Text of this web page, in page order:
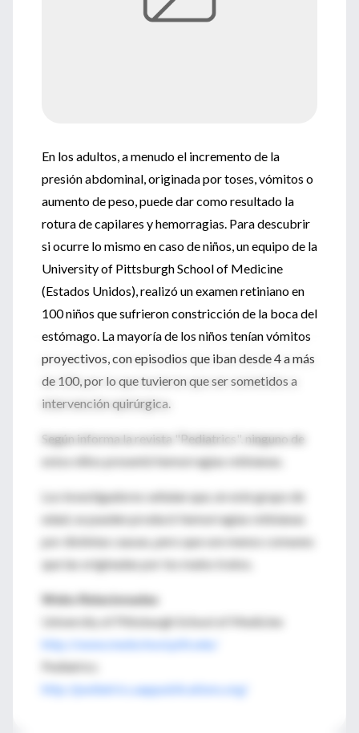
En los adultos, a menudo el incremento de la
presión abdominal, originada por toses, vómitos o
aumento de peso, puede dar como resultado la
rotura de capilares y hemorragias. Para descubrir
si ocurre lo mismo en caso de niños, un equipo de la
University of Pittsburgh School of Medicine
(Estados Unidos), realizó un examen retiniano en
100 niños que sufrieron constricción de la boca del
estómago. La mayoría de los niños tenían vómitos
proyectivos, con episodios que iban desde 4 a más
de 100, por lo que tuvieron que ser sometidos a
intervención quirúrgica.
Según informa la revista "Pediatrics", ninguno de
estos niños presentó hemorragias retinianas.
Los investigadores señalan que, en este grupo de
edad, se pueden producir hemorragias retinianas
por distintas causas, pero que son menos comunes
que las originadas por los malos tratos.
Webs Relacionadas
University of Pittsburgh School of Medicine
http://www.medschool.pitt.edu/
Pediatrics
http://pediatrics.aappublications.org/